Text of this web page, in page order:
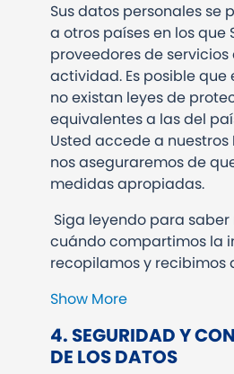
Sus datos personales se
a otros países en los que
proveedores de
actividad. Es posible que
no existan leyes de
equivalentes a las del
Usted accede a nuestros
nos aseguraremos de
medidas apropiadas.
Siga leyendo para
cuándo compartimos la
recopilamos y recibimos
Show More
4. SEGURIDAD Y
DE LOS DATOS